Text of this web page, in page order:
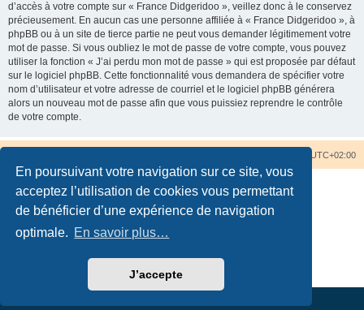
En poursuivant votre navigation sur ce site, vous
acceptez l’utilisation de cookies vous permettant
de bénéficier d’une expérience de navigation
optimale. En savoir plus…
J’accepte
d’accès à votre compte sur « France Didgeridoo », veillez donc à le conservez
précieusement. En aucun cas une personne affiliée à « France Didgeridoo », à
phpBB ou à un site de tierce partie ne peut vous demander légitimement votre
mot de passe. Si vous oubliez le mot de passe de votre compte, vous pouvez
utiliser la fonction « J’ai perdu mon mot de passe » qui est proposée par défaut
sur le logiciel phpBB. Cette fonctionnalité vous demandera de spécifier votre
nom d’utilisateur et votre adresse de courriel et le logiciel phpBB générera
alors un nouveau mot de passe afin que vous puissiez reprendre le contrôle
de votre compte.
UTC+02:00
Traduction française officielle©
Confidentialité